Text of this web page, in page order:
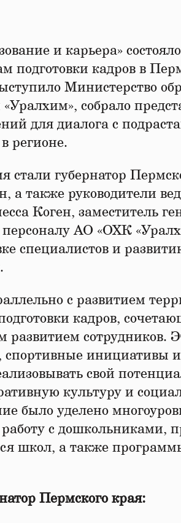
и карьера»
подготовки кадров в
Министерство
собрало
для диалога c
регионе.
стали губернатор
а также руководители
Коген, заместитель
АО «ОХК
специалистов и
с развитием
кадров,
развитием сотрудников.
спортивные инициативы
свой
культуру и
было уделено
работу с дошкольниками,
школ, а также
Пермского края: